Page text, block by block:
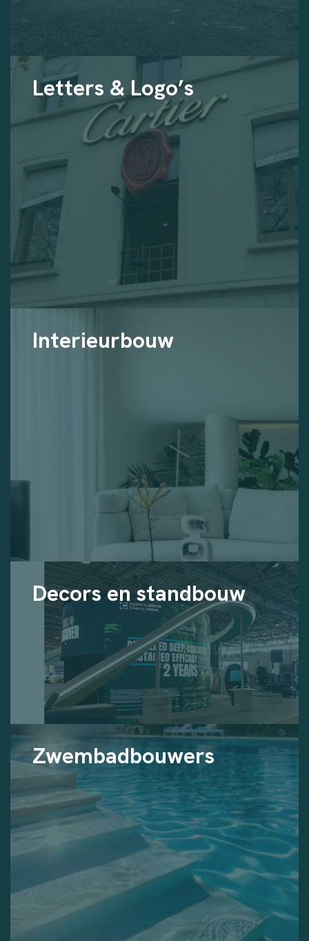
Letters & Logo’s
Interieurbouw
Decors en standbouw
Zwembadbouwers